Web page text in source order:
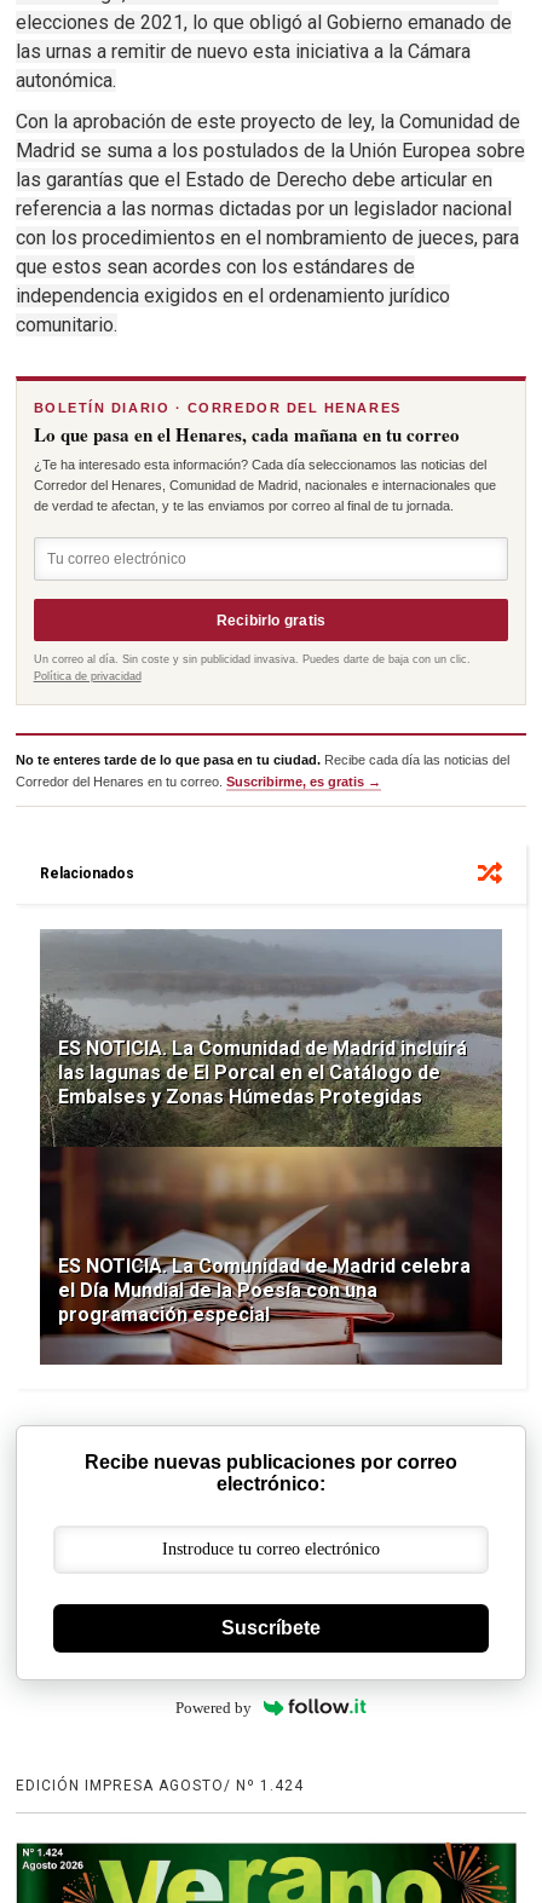
elecciones de 2021, lo que obligó al Gobierno emanado de
las urnas a remitir de nuevo esta iniciativa a la Cámara
autonómica.
Con la aprobación de este proyecto de ley, la Comunidad de
Madrid se suma a los postulados de la Unión Europea sobre
las garantías que el Estado de Derecho debe articular en
referencia a las normas dictadas por un legislador nacional
con los procedimientos en el nombramiento de jueces, para
que estos sean acordes con los estándares de
independencia exigidos en el ordenamiento jurídico
comunitario.
BOLETÍN DIARIO · CORREDOR DEL HENARES
Lo que pasa en el Henares, cada mañana en tu correo
¿Te ha interesado esta información? Cada día seleccionamos las noticias del
Corredor del Henares, Comunidad de Madrid, nacionales e internacionales que
de verdad te afectan, y te las enviamos por correo al final de tu jornada.
Recibirlo gratis
Un correo al día. Sin coste y sin publicidad invasiva. Puedes darte de baja con un clic.
Política de privacidad
No te enteres tarde de lo que pasa en tu ciudad. Recibe cada día las noticias del
Corredor del Henares en tu correo.Suscribirme, es gratis →
Relacionados
ES NOTICIA. La Comunidad de Madrid incluirá
las lagunas de El Porcal en el Catálogo de
Embalses y Zonas Húmedas Protegidas
ES NOTICIA. La Comunidad de Madrid celebra
el Día Mundial de la Poesía con una
programación especial
Recibe nuevas publicaciones por correo
electrónico:
Suscríbete
Powered by
EDICIÓN IMPRESA AGOSTO/ Nº 1.424